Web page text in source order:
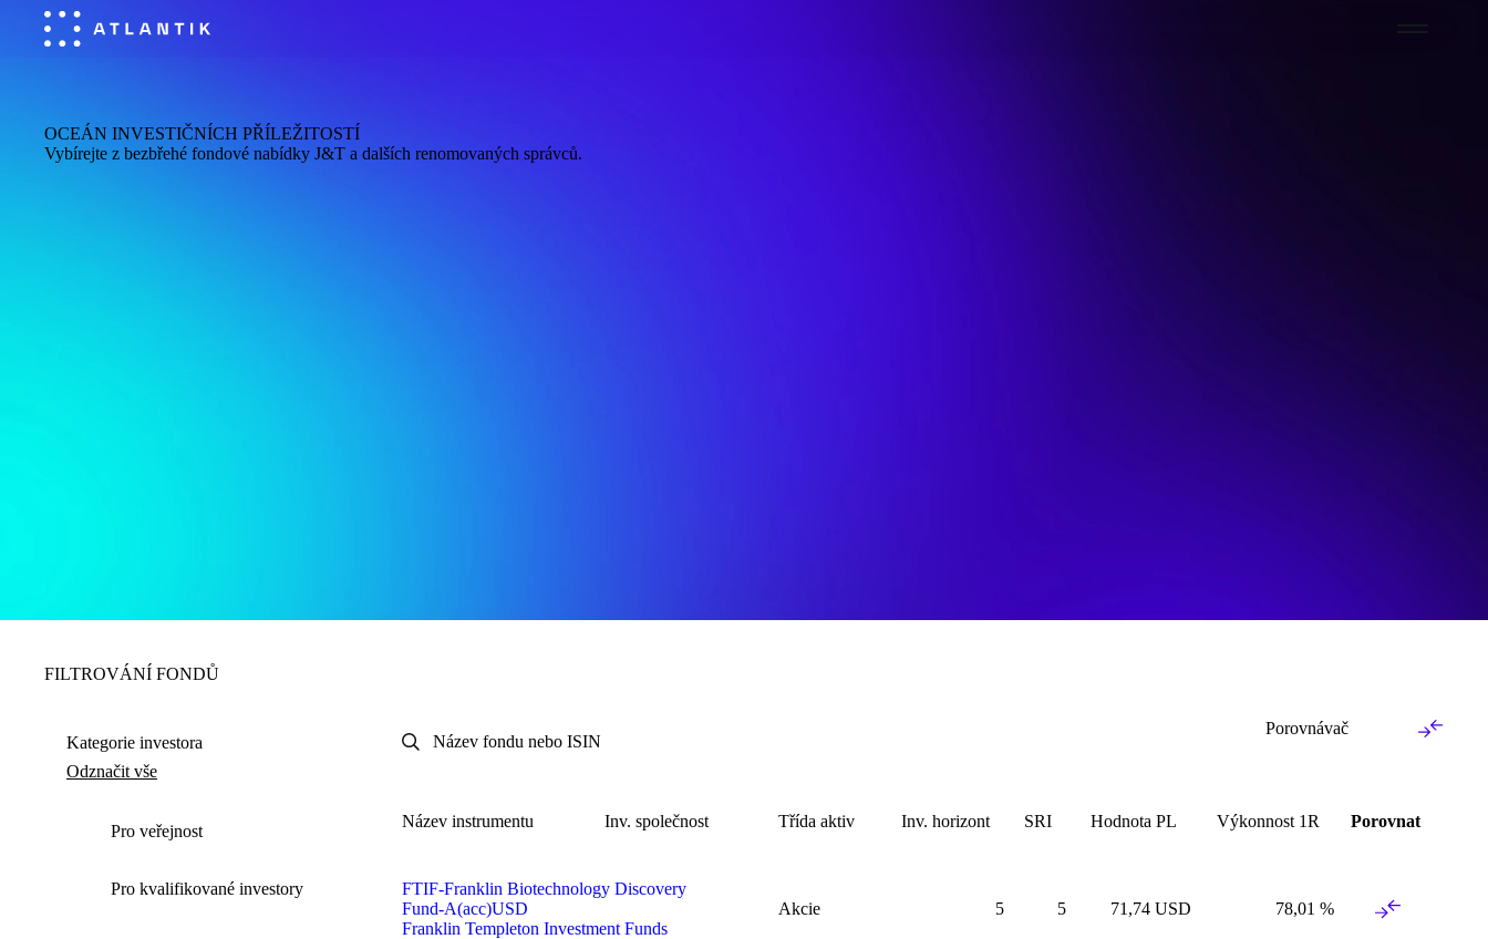
OCEÁN INVESTIČNÍCH PŘÍLEŽITOSTÍ
Vybírejte z bezbřehé fondové nabídky J&T a dalších renomovaných správců.
FILTROVÁNÍ FONDŮ
Kategorie investora
Odznačit vše
Pro veřejnost
Pro kvalifikované investory
Porovnávač
Název instrumentu Inv. společnost Třída aktiv Inv. horizont SRI Hodnota PL Výkonnost 1R Porovnat
FTIF-Franklin Biotechnology Discovery
Fund‑A(acc)USD
Franklin Templeton Investment Funds
Akcie 5 5 71 ,74 USD 78,01 %